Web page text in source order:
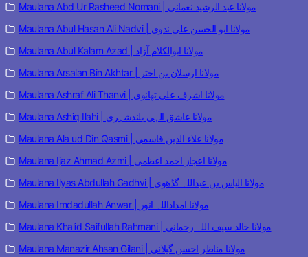
Maulana Abd Ur Rasheed Nomani | مولانا عبد الرشید نعمانی
Maulana Abul Hasan Ali Nadvi | مولانا ابو الحسن علی ندوی
Maulana Abul Kalam Azad | مولانا ابوالکلام آزاد
Maulana Arsalan Bin Akhtar | مولانا ارسلان بن اختر
Maulana Ashraf Ali Thanvi | مولانا اشرف علی تھانوی
Maulana Ashiq Ilahi | مولانا عاشق الہی بلندشہری
Maulana Ala ud Din Qasmi | مولانا علاء الدین قاسمی
Maulana Ijaz Ahmad Azmi | مولانا اعجاز احمد اعظمی
Maulana Ilyas Abdullah Gadhvi | مولانا الیاس بن عبداللہ گڈھوی
Maulana Imdadullah Anwar | مولانا امداداللہ انور
Maulana Khalid Saifullah Rahmani | مولانا خالد سیف اللہ رحمانی
Maulana Manazir Ahsan Gilani | مولانا مناظر احسن گیلانی